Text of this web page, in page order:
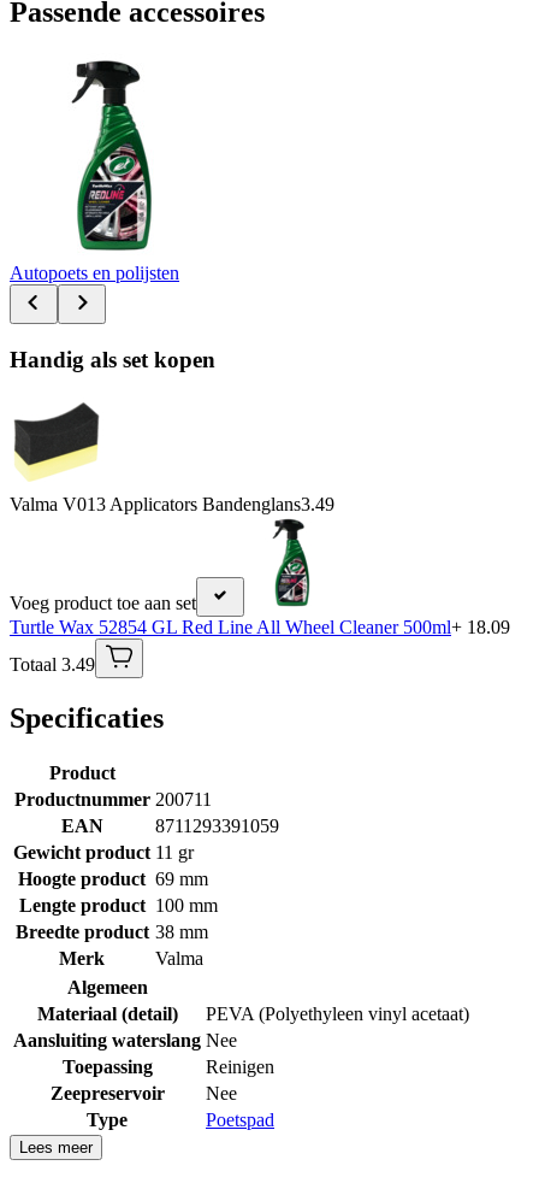
Passende accessoires
Autopoets en polijsten
Handig als set kopen
Valma V013 Applicators Bandenglans3.49
Voeg product toe aan set
Turtle Wax 52854 GL Red Line All Wheel Cleaner 500ml+ 18.09
Totaal 3.49
Specificaties
Product
Productnummer 200711
EAN
8711293391059
Gewicht product 11 gr
Hoogte product 69 mm
Lengte product 100 mm
Breedte product 38 mm
Merk
Valma
Algemeen
Materiaal (detail)
PEVA (Polyethyleen vinyl acetaat)
Aansluiting waterslang Nee
Toepassing
Reinigen
Zeepreservoir
Nee
Type
Poetspad
Lees meer